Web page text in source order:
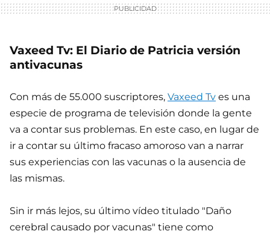
Vaxeed Tv: El Diario de Patricia versión
antivacunas
Con más de 55.000 suscriptores, Vaxeed Tv es una
especie de programa de televisión donde la gente
va a contar sus problemas. En este caso, en lugar de
ir a contar su último fracaso amoroso van a narrar
sus experiencias con las vacunas o la ausencia de
las mismas.
Sin ir más lejos, su último vídeo titulado "Daño
cerebral causado por vacunas" tiene como